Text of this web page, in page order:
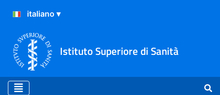
Istituto Superiore di Sanità